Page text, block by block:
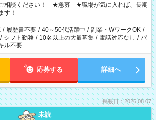
に基づき、週20時間以上勤務は社会保険への加入対
す ※労働者派遣法（日雇い派遣の原則禁止）によ
・短期間の就業はご案内が難しい場合があります
相談ください！ ★急募 ★職場が気に入れば、長期
す！
/ 履歴書不要 / 40～50代活躍中 / 副業・WワークOK /
/ シフト勤務 / 10名以上の大量募集 / 電話対応なし / パ
ル不要
応募する 詳細へ
掲載日：2026.08.07
未読